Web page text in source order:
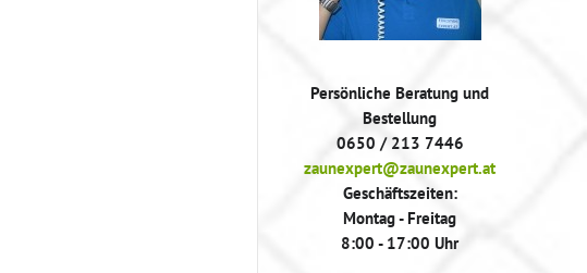
Persönliche Beratung und
Bestellung
0650 / 213 7446
zaunexpert@zaunexpert.at
Geschäftszeiten:
Montag - Freitag
8:00 - 17:00 Uhr